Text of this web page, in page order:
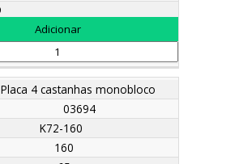
Placa 4 castanhas monobloco
03694
K72-160
160